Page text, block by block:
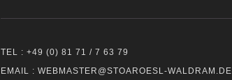
TEL : +49 (0) 81 71 / 7 63 79
EMAIL : WEBMASTER@STOAROESL-WALDRAM.DE